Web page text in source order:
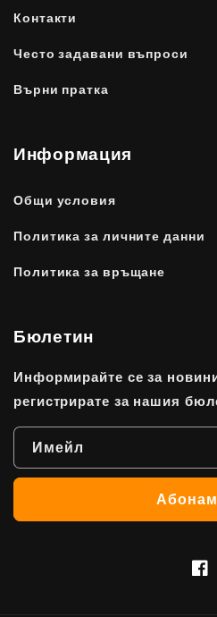
Контакти
Често задавани въпроси
Върни пратка
Информация
Общи условия
Политика за личните данни
Политика за връщане
Бюлетин
Информирайте се за
регистрирате за нашия
Имейл